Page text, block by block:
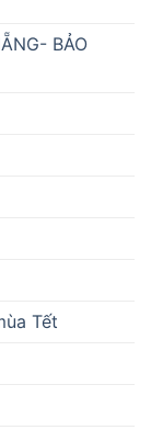
BẢO
Tết